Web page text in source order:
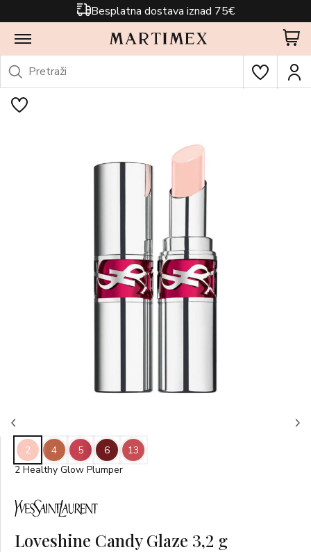
Besplatna dostava iznad 75€
Loveshine Candy Glaze 3,2 g
2 4 5 6
13
2 Healthy Glow Plumper